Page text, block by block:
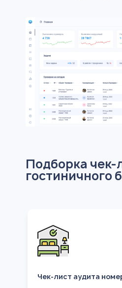
Подборка чек-
гостиничного
Чек-лист аудита